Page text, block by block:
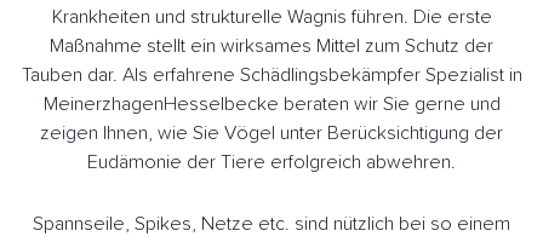
Krankheiten und strukturelle Wagnis führen. Die erste
Maßnahme stellt ein wirksames Mittel zum Schutz der
Tauben dar. Als erfahrene Schädlingsbekämpfer Spezialist in
MeinerzhagenHesselbecke beraten wir Sie gerne und
zeigen Ihnen, wie Sie Vögel unter Berücksichtigung der
Eudämonie der Tiere erfolgreich abwehren.
Spannseile, Spikes, Netze etc. sind nützlich bei so einem